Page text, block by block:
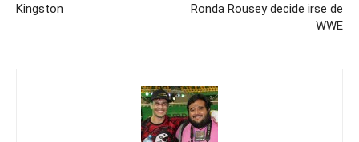
Kingston
Ronda Rousey decide irse de
WWE